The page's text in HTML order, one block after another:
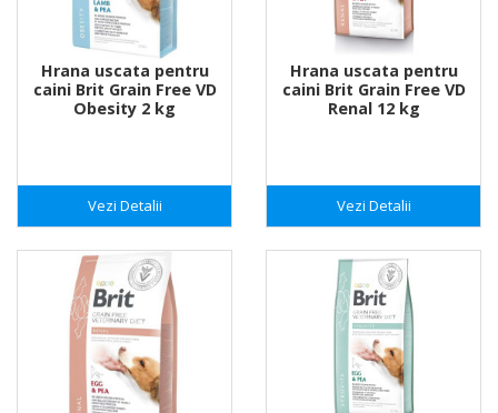
Hrana uscata pentru
caini Brit Grain Free VD
Obesity 2 kg
Vezi Detalii
Hrana uscata pentru
caini Brit Grain Free VD
Renal 12 kg
Vezi Detalii